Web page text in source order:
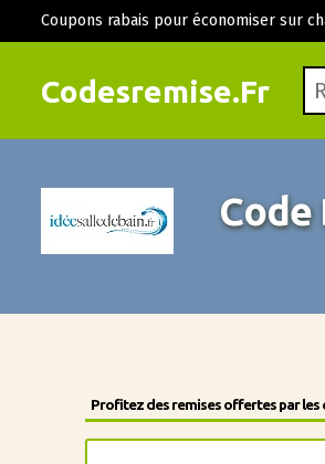
Codesremise.Fr
Coupons rabais pour économiser sur
Code
Profitez des remises offertes par les